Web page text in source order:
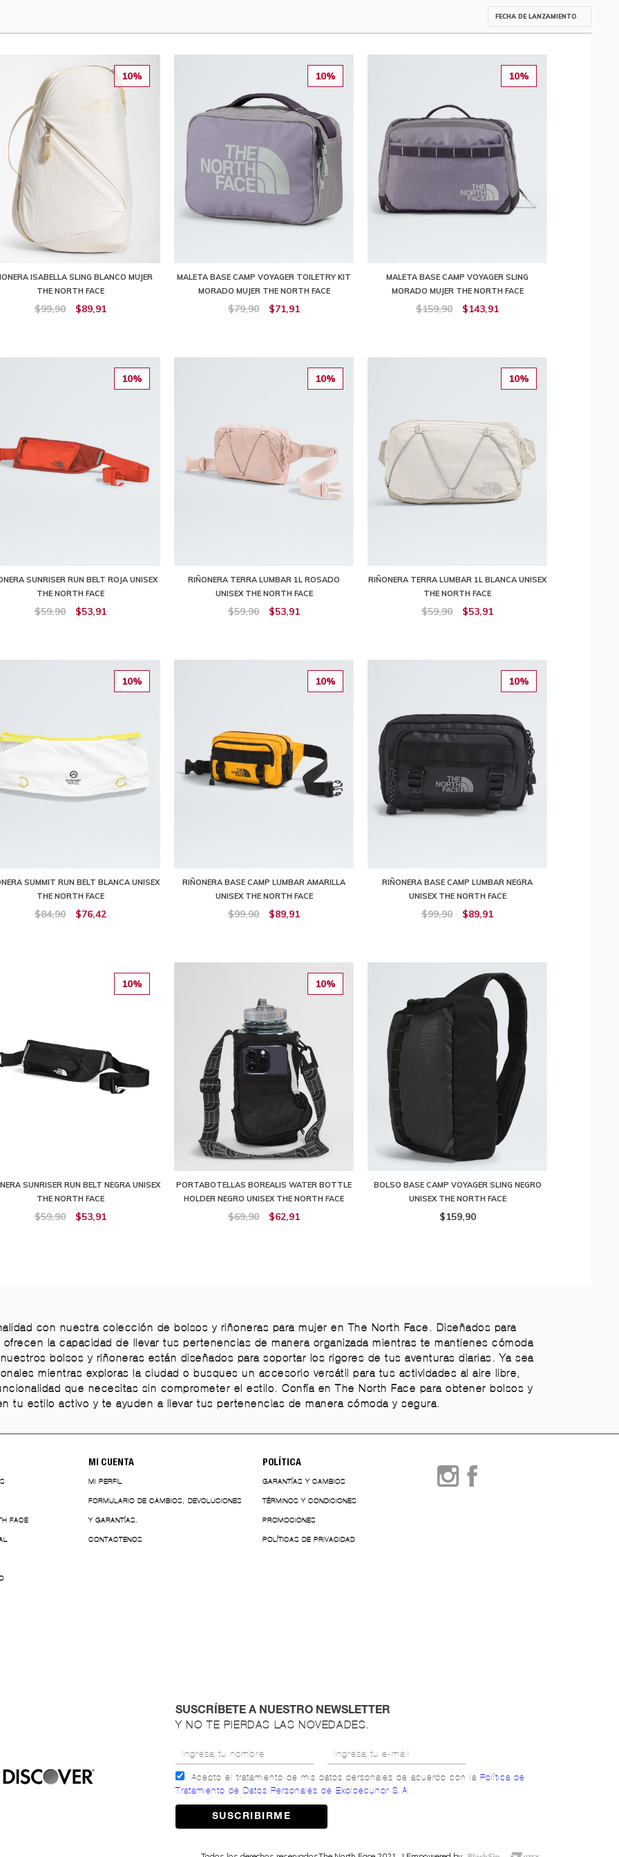
10%
ISABELLA SLING BLANCO MUJER
THE NORTH FACE
$99,90 $89,91
10%
MALETA BASE CAMP VOYAGER TOILETRY KIT
MORADO MUJER THE NORTH FACE
$79,90 $71,91
10%
MALETA BASE CAMP VOYAGER SLING
MORADO MUJER THE NORTH FACE
$159,90 $143,91
10%
SUNRISER RUN BELT ROJA UNISEX
THE NORTH FACE
$59,90 $53,91
10%
RIÑONERA TERRA LUMBAR 1L ROSADO
UNISEX THE NORTH FACE
$59,90 $53,91
10%
RIÑONERA TERRA LUMBAR 1L BLANCA UNISEX
THE NORTH FACE
$59,90 $53,91
10%
SUMMIT RUN BELT BLANCA UNISEX
THE NORTH FACE
$84,90 $76,42
10%
RIÑONERA BASE CAMP LUMBAR AMARILLA
UNISEX THE NORTH FACE
$99,90 $89,91
10%
RIÑONERA BASE CAMP LUMBAR NEGRA
UNISEX THE NORTH FACE
$99,90 $89,91
10%
SUNRISER RUN BELT NEGRA UNISEX
THE NORTH FACE
$59,90 $53,91
10%
PORTABOTELLAS BOREALIS WATER BOTTLE
HOLDER NEGRO UNISEX THE NORTH FACE
$69,90 $62,91
BOLSO BASE CAMP VOYAGER SLING NEGRO
UNISEX THE NORTH FACE
$159,90
con nuestra colección de bolsos y riñoneras para mujer en The North Face. Diseñados para
la capacidad de llevar tus pertenencias de manera organizada mientras te mantienes cómoda
bolsos y riñoneras están diseñados para soportar los rigores de tus aventuras diarias. Ya sea
mientras exploras la ciudad o busques un accesorio versátil para tus actividades al aire libre,
que necesitas sin comprometer el estilo. Confía en The North Face para obtener bolsos y
tu estilo activo y te ayuden a llevar tus pertenencias de manera cómoda y segura.
FACE
MI CUENTA
MI PERFIL
FORMULARIO DE CAMBIOS, DEVOLUCIONES
Y GARANTÍAS.
CONTACTENOS
POLÍTICA
GARANTÍAS Y CAMBIOS
TÉRMINOS Y CONDICIONES
PROMOCIONES
POLÍTICAS DE PRIVACIDAD
SUSCRÍBETE A NUESTRO NEWSLETTER
Y NO TE PIERDAS LAS NOVEDADES.
Acepto el tratamiento de mis datos personales de acuerdo con la Política de
Tratamiento de Datos Personales de Exploecunor S.A.